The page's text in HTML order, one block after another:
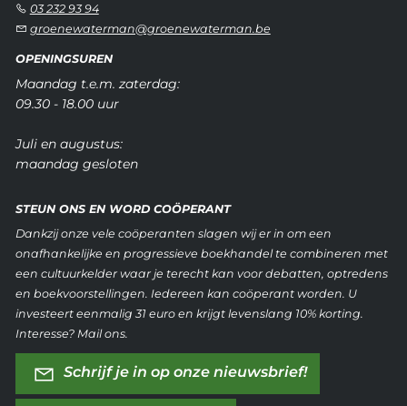
03 232 93 94
groenewaterman@groenewaterman.be
OPENINGSUREN
Maandag t.e.m. zaterdag:
09.30 - 18.00 uur
Juli en augustus:
maandag gesloten
STEUN ONS EN WORD COÖPERANT
Dankzij onze vele coöperanten slagen wij er in om een
onafhankelijke en progressieve boekhandel te combineren met
een cultuurkelder waar je terecht kan voor debatten, optredens
en boekvoorstellingen. Iedereen kan coöperant worden. U
investeert eenmalig 31 euro en krijgt levenslang 10% korting.
Interesse? Mail ons.
Schrijf je in op onze nieuwsbrief!